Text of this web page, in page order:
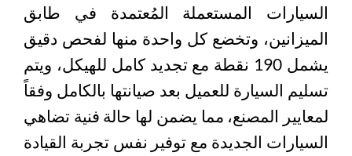
السيارات المستعملة المُعتمدة في طابق
الميزانين، وتخضع كل واحدة منها لفحص دقيق
يشمل 190 نقطة مع تجديد كامل للهيكل، ويتم
تسليم السيارة للعميل بعد صيانتها بالكامل وفقاً
لمعايير المصنع، مما يضمن لها حالة فنية تضاهي
السيارات الجديدة مع توفير نفس تجربة القيادة